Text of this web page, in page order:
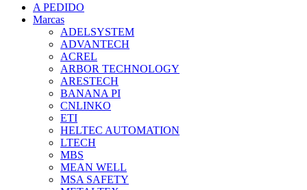
A PEDIDO
Marcas
ADELSYSTEM
ADVANTECH
ACREL
ARBOR TECHNOLOGY
ARESTECH
BANANA PI
CNLINKO
ETI
HELTEC AUTOMATION
LTECH
MBS
MEAN WELL
MSA SAFETY